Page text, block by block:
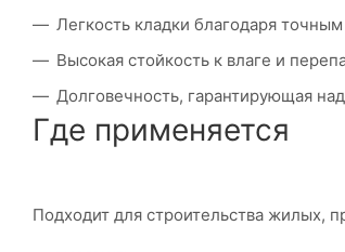
Легкость кладки благодаря
Высокая стойкость к влаге и
Долговечность, гарантирующая
Где применяется
Подходит для строительства жилых,